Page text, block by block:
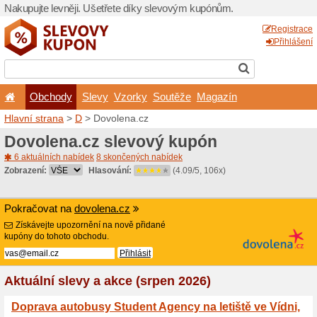
Nakupujte levněji.
Obchody Slevy
Hlavní strana > >